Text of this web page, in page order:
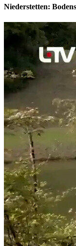
Niederstetten: